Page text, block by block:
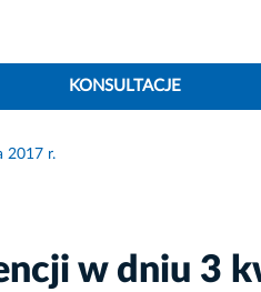
KONSULTACJE
2017 r.
w dniu 3